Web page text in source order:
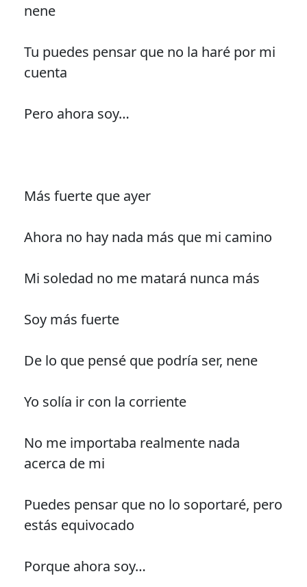
nene
Tu puedes pensar que no la haré por mi
cuenta
Pero ahora soy…
Más fuerte que ayer
Ahora no hay nada más que mi camino
Mi soledad no me matará nunca más
Soy más fuerte
De lo que pensé que podría ser, nene
Yo solía ir con la corriente
No me importaba realmente nada
acerca de mi
Puedes pensar que no lo soportaré, pero
estás equivocado
Porque ahora soy…